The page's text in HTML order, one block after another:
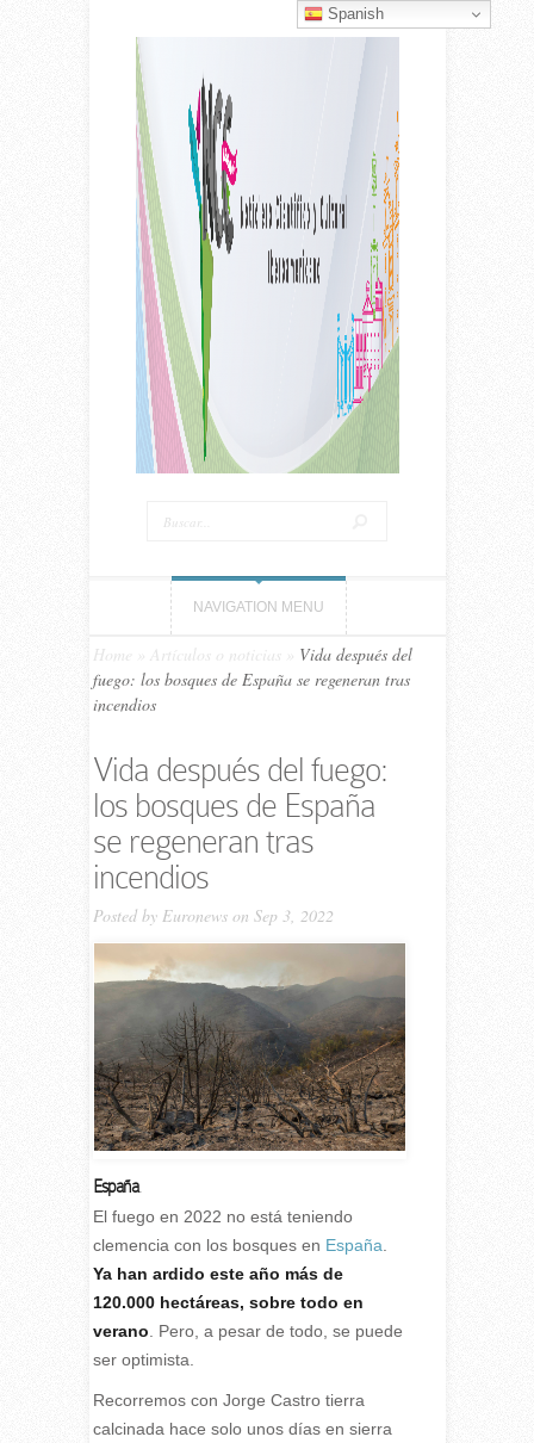
NAVIGATION MENU
Home Artículos o noticias
Vida después del
fuego: los bosques de España se regeneran tras
incendios
Vida después del fuego:
los bosques de España
se regeneran tras
incendios
Posted by Euronewson Sep 3, 2022
España.
El fuego en 2022 no está teniendo
clemencia con los bosques en España
Ya han ardido este año más de
120.000 hectáreas, sobre todo en
verano . Pero, a pesar de todo, se puede
ser optimista.
Recorremos con Jorge Castro tierra
calcinada hace solo unos días en sierra
Spanish